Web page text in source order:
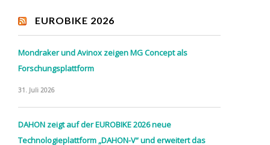
EUROBIKE 2026
Mondraker und Avinox zeigen MG Concept als
Forschungsplattform
31. Juli 2026
DAHON zeigt auf der EUROBIKE 2026 neue
Technologieplattform „DAHON-V“ und erweitert das